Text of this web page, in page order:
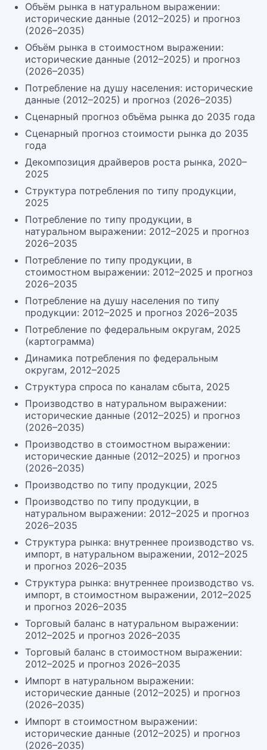
Объём рынка в натуральном выражении:
исторические данные (2012–2025) и прогноз
(2026–2035)
Объём рынка в стоимостном выражении:
исторические данные (2012–2025) и прогноз
(2026–2035)
Потребление на душу населения: исторические
данные (2012–2025) и прогноз (2026–2035)
Сценарный прогноз объёма рынка до 2035 года
Сценарный прогноз стоимости рынка до 2035
года
Декомпозиция драйверов роста рынка, 2020–
2025
Структура потребления по типу продукции,
2025
Потребление по типу продукции, в
натуральном выражении: 2012–2025 и прогноз
2026–2035
Потребление по типу продукции, в
стоимостном выражении: 2012–2025 и прогноз
2026–2035
Потребление на душу населения по типу
продукции: 2012–2025 и прогноз 2026–2035
Потребление по федеральным округам, 2025
(картограмма)
Динамика потребления по федеральным
округам, 2012–2025
Структура спроса по каналам сбыта, 2025
Производство в натуральном выражении:
исторические данные (2012–2025) и прогноз
(2026–2035)
Производство в стоимостном выражении:
исторические данные (2012–2025) и прогноз
(2026–2035)
Производство по типу продукции, 2025
Производство по типу продукции, в
натуральном выражении: 2012–2025 и прогноз
2026–2035
Структура рынка: внутреннее производство vs.
импорт, в натуральном выражении, 2012–2025
и прогноз 2026–2035
Структура рынка: внутреннее производство vs.
импорт, в стоимостном выражении, 2012–2025
и прогноз 2026–2035
Торговый баланс в натуральном выражении:
2012–2025 и прогноз 2026–2035
Торговый баланс в стоимостном выражении:
2012–2025 и прогноз 2026–2035
Импорт в натуральном выражении:
исторические данные (2012–2025) и прогноз
(2026–2035)
Импорт в стоимостном выражении:
исторические данные (2012–2025) и прогноз
(2026–2035)